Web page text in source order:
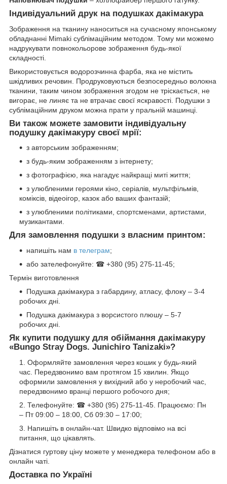
Індивідуальний друк на подушках дакімакура
Зображення на тканину наноситься на сучасному японському
обладнанні Mimaki сублімаційним методом. Тому ми можемо
надрукувати повнокольорове зображення будь-якої
складності.
Використовується водорозчинна фарба, яка не містить
шкідливих речовин. Продруковуються безпосередньо волокна
тканини, таким чином зображення згодом не тріскається, не
вигорає, не линяє та не втрачає своєї яскравості. Подушки з
сублімаційним друком можна прати у пральній машинці.
Ви також можете замовити індивідуальну
подушку дакімакуру своєї мрії:
з авторським зображенням;
з будь-яким зображенням з інтернету;
з фотографією, яка нагадує найкращі миті життя;
з улюбленими героями кіно, серіалів, мультфільмів,
коміксів, відеоігор, казок або ваших фантазій;
з улюбленими політиками, спортсменами, артистами,
музикантами.
Для замовлення подушки з власним принтом:
напишіть нам в телеграм;
або зателефонуйте: ☎ +380 (95) 275-11-45;
Термін виготовлення
Подушка дакімакура з габардину, атласу, флоку – 3-4
робочих дні.
Подушка дакімакура з ворсистого плюшу – 5-7
робочих дні.
Як купити подушку для обіймання дакімакуру
«Bungo Stray Dogs. Junichiro Tanizaki»?
Оформляйте замовлення через кошик у будь-який
час. Передзвонимо вам протягом 15 хвилин. Якщо
оформили замовлення у вихідний або у неробочий час,
передзвонимо вранці першого робочого дня;
Телефонуйте: ☎ +380 (95) 275-11-45. Працюємо: Пн
– Пт 09:00 – 18:00, Сб 09:30 – 17:00;
Напишіть в онлайн-чат. Швидко відповімо на всі
питання, що цікавлять.
Дізнатися гуртову ціну можете у менеджера телефоном або в
онлайн чаті.
Доставка по Україні